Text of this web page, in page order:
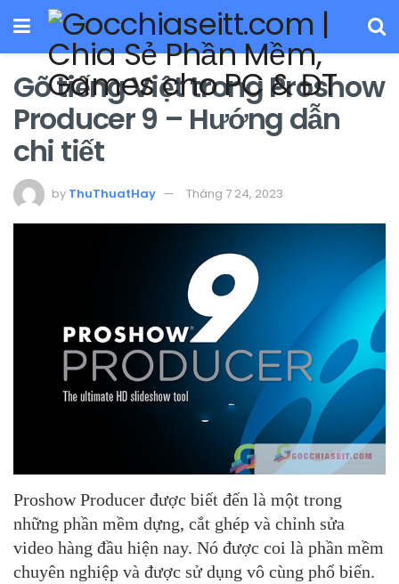
Gõ tiếng Việt trong Proshow
Producer 9 – Hướng dẫn
chi tiết
by ThuThuatHay Tháng 7 24, 2023
Proshow Producer được biết đến là một trong
những phần mềm dựng, cắt ghép và chỉnh sửa
video hàng đầu hiện nay. Nó được coi là phần mềm
chuyên nghiệp và được sử dụng vô cùng phổ biến.